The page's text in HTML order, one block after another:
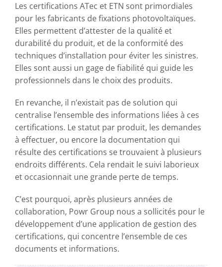
Les certifications ATec et ETN sont primordiales
pour les fabricants de fixations photovoltaïques.
Elles permettent d’attester de la qualité et
durabilité du produit, et de la conformité des
techniques d’installation pour éviter les sinistres.
Elles sont aussi un gage de fiabilité qui guide les
professionnels dans le choix des produits.
En revanche, il n’existait pas de solution qui
centralise l’ensemble des informations liées à ces
certifications. Le statut par produit, les demandes
à effectuer, ou encore la documentation qui
résulte des certifications se trouvaient à plusieurs
endroits différents. Cela rendait le suivi laborieux
et occasionnait une grande perte de temps.
C’est pourquoi, après plusieurs années de
collaboration, Powr Group nous a sollicités pour le
développement d’une application de gestion des
certifications, qui concentre l’ensemble de ces
documents et informations.